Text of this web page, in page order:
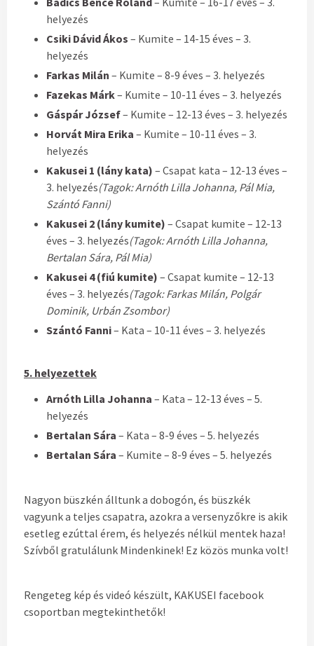
helyezés
Csiki Dávid Ákos – Kumite – 14-15 éves – 3.
helyezés
Farkas Milán – Kumite – 8-9 éves – 3. helyezés
Fazekas Márk– Kumite – 10-11 éves – 3. helyezés
Gáspár József– Kumite – 12-13 éves – 3. helyezés
Horvát Mira Erika – Kumite – 10-11 éves – 3.
helyezés
Kakusei 1 (lány kata) – Csapat kata – 12-13 éves –
3. helyezés(Tagok: Arnóth Lilla Johanna, Pál Mia,
Szántó Fanni)
Kakusei 2 (lány kumite) – Csapat kumite – 12-13
éves – 3. helyezés(Tagok: Arnóth Lilla Johanna,
Bertalan Sára, Pál Mia)
Kakusei 4 (fiú kumite) – Csapat kumite – 12-13
éves – 3. helyezés(Tagok: Farkas Milán, Polgár
Dominik, Urbán Zsombor)
Szántó Fanni– Kata – 10-11 éves – 3. helyezés
5. helyezettek
Arnóth Lilla Johanna – Kata – 12-13 éves – 5.
helyezés
Bertalan Sára – Kata – 8-9 éves – 5. helyezés
Bertalan Sára – Kumite – 8-9 éves – 5. helyezés
Nagyon büszkén álltunk a dobogón, és büszkék
vagyunk a teljes csapatra, azokra a versenyzőkre is akik
esetleg ezúttal érem, és helyezés nélkül mentek haza!
Szívből gratulálunk Mindenkinek! Ez közös munka volt!
Rengeteg kép és videó készült, KAKUSEI facebook
csoportban megtekinthetők!